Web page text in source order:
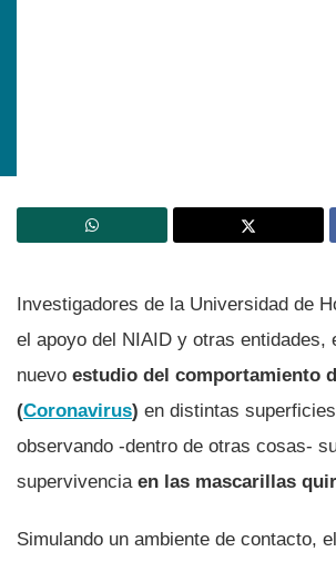
Investigadores de la Universidad de
el apoyo del NIAID y otras entidades,
nuevo estudio del comportamiento
(Coronavirus) en distintas
observando -dentro de otras cosas-
supervivencia en las mascarillas
Simulando un ambiente de contacto,